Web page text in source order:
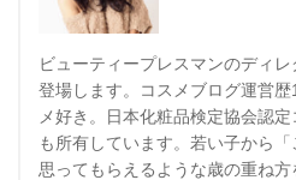
ビューティープレスマンのディ
登場します。コスメブログ運営
メ好き。日本化粧品検定協会認
も所有しています。若い子から
思ってもらえるような歳の重ね方